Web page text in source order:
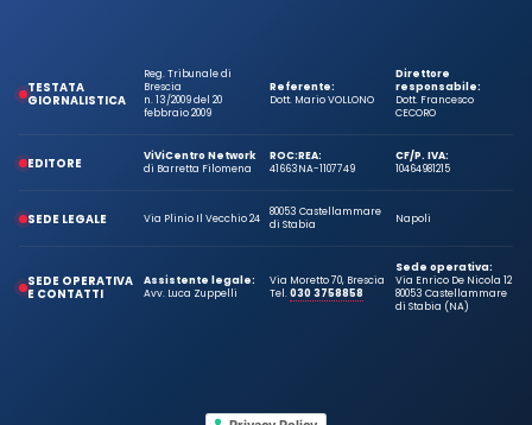
TESTATA
GIORNALISTICA
Reg. Tribunale di
Brescia
n. 13/2009 del 20
febbraio 2009
Referente:
Dott. Mario VOLLONO
Direttore
responsabile:
Dott. Francesco
CECORO
EDITORE
ViViCentro Network
di Barretta Filomena
ROC:
41663
REA:
NA-1107749
CF/P. IVA:
10464981215
SEDE LEGALE Via Plinio Il Vecchio 24
80053 Castellammare
di Stabia
Napoli
SEDE OPERATIVA
E CONTATTI
Assistente legale:
Avv. Luca Zuppelli
Via Moretto 70, Brescia
Tel.030 3758858
Sede operativa:
Via Enrico De Nicola 12
80053 Castellammare
di Stabia (NA)